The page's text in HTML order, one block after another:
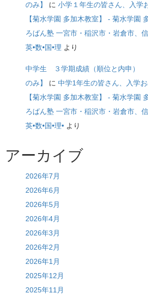
のみ】
に 小学１年生の皆さん、入学
【菊水学園 多加木教室】 - 菊水学園
ろばん塾 一宮市・稲沢市・岩倉市、
英•数•国•理 より
中学生 ３学期成績（順位と内申）
のみ】
に 中学1年生の皆さん、入学
【菊水学園 多加木教室】 - 菊水学園
ろばん塾 一宮市・稲沢市・岩倉市、
英•数•国•理• より
アーカイブ
2026年7月
2026年6月
2026年5月
2026年4月
2026年3月
2026年2月
2026年1月
2025年12月
2025年11月